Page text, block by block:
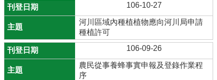
106-10-27
河川區域內種植植物應向河川局申請
種植許可
106-09-26
農民從事養蜂事實申報及登錄作業程
序